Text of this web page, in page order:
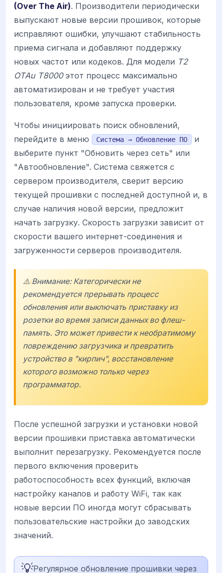
(Over The Air). Производители периодически
выпускают новые версии прошивок, которые
исправляют ошибки, улучшают стабильность
приема сигнала и добавляют поддержку
новых частот или кодеков. Для модели T2
OTAu T8000этот процесс максимально
автоматизирован и не требует участия
пользователя, кроме запуска проверки.
Чтобы инициировать поиск обновлений,
перейдите в меню
Система → Обновление ПО
и
выберите пункт "Обновить через сеть" или
"Автообновление". Система свяжется с
сервером производителя, сверит версию
текущей прошивки с последней доступной и, в
случае наличия новой версии, предложит
начать загрузку. Скорость загрузки зависит от
скорости вашего интернет-соединения и
загруженности серверов производителя.
⚠️ Внимание: Категорически не
рекомендуется прерывать процесс
обновления или выключать приставку из
розетки во время записи данных во флеш-
память. Это может привести к необратимому
повреждению загрузчика и превратить
устройство в "кирпич", восстановление
которого возможно только через
программатор.
После успешной загрузки и установки новой
версии прошивки приставка автоматически
выполнит перезагрузку. Рекомендуется после
первого включения проверить
работоспособность всех функций, включая
настройку каналов и работу WiFi, так как
новые версии ПО иногда могут сбрасывать
пользовательские настройки до заводских
значений.
💡Регулярное обновление прошивки через